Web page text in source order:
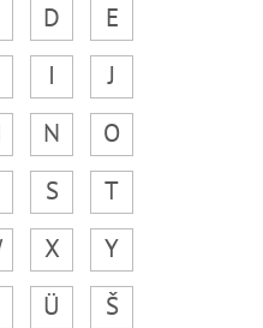
D
E
I
J
N
O
S
T
X
Y
Ü Š